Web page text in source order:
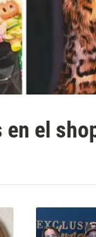
en el